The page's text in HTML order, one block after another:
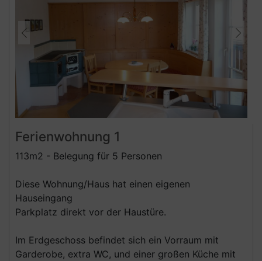
Ferienwohnung 1
113m2 - Belegung für 5 Personen
Diese Wohnung/Haus hat einen eigenen
Hauseingang
Parkplatz direkt vor der Haustüre.
Im Erdgeschoss befindet sich ein Vorraum mit
Garderobe, extra WC, und einer großen Küche mit